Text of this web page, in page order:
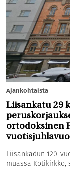
Ajankohtaista
Liisankatu 29
ortodoksinen
Liisankadun 120-
muassa Kotikirkko,